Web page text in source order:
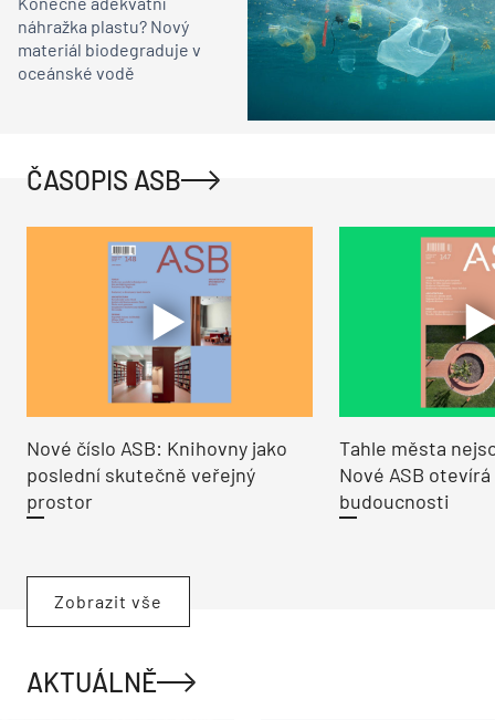
náhražka plastu? Nový
materiál biodegraduje v
oceánské vodě
ČASOPIS ASB
Nové číslo ASB: Knihovny jako
poslední skutečně veřejný
prostor
Tahle města
Nové ASB
budoucnosti
Zobrazit vše
AKTUÁLNĚ